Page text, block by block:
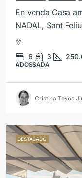
En venda Casa
NADAL, Sant
6 3
ADOSSADA
Cristina Toyos
DESTACADO